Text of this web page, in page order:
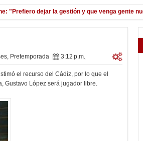
dejar la gestión y que venga gente nueva"
, Pretemporada 3:12 p.m.
el recurso del Cádiz, por lo que el
Gustavo López será jugador libre.